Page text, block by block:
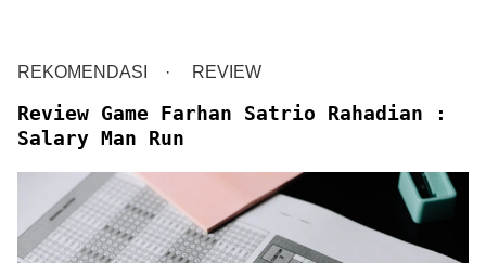
REKOMENDASI REVIEW
Review Game Farhan Satrio Rahadian :
Salary Man Run